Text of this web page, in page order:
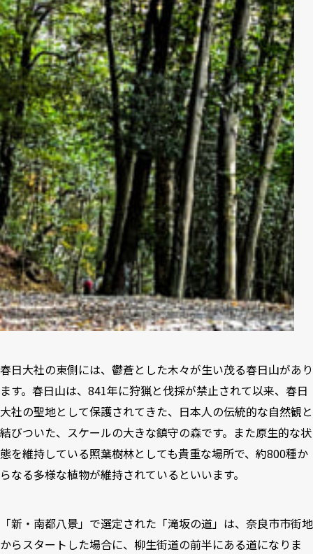
春日大社の東側には、鬱蒼とした木々が生い茂る春日山があり
ます。春日山は、841年に狩猟と伐採が禁止されて以来、春日
大社の聖地として保護されてきた、日本人の伝統的な自然観と
結びついた、スケールの大きな鎮守の森です。また原生的な状
態を維持している照葉樹林としても貴重な場所で、約800種か
らなる多様な植物が維持されているといいます。
「新・南都八景」で選定された「滝坂の道」は、奈良市市街地
からスタートした場合に、柳生街道の前半にある道になりま